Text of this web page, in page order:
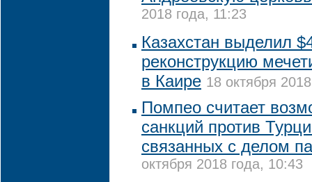
2018 года, 11:23
Казахстан выделил
реконструкцию
в Каире 18 октября
Помпео считает
санкций против
связанных с делом
октября 2018 года, 10:43